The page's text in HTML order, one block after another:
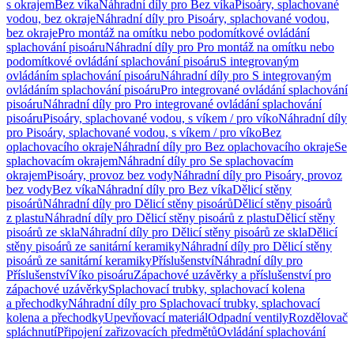
s okrajemBez víkaNáhradní díly pro Bez víkaPisoáry, splachované
vodou, bez okrajeNáhradní díly pro Pisoáry, splachované vodou,
bez okrajePro montáž na omítku nebo podomítkové ovládání
splachování pisoáruNáhradní díly pro Pro montáž na omítku nebo
podomítkové ovládání splachování pisoáruS integrovaným
ovládáním splachování pisoáruNáhradní díly pro S integrovaným
ovládáním splachování pisoáruPro integrované ovládání splachování
pisoáruNáhradní díly pro Pro integrované ovládání splachování
pisoáruPisoáry, splachované vodou, s víkem / pro víkoNáhradní díly
pro Pisoáry, splachované vodou, s víkem / pro víkoBez
oplachovacího okrajeNáhradní díly pro Bez oplachovacího okrajeSe
splachovacím okrajemNáhradní díly pro Se splachovacím
okrajemPisoáry, provoz bez vodyNáhradní díly pro Pisoáry, provoz
bez vodyBez víkaNáhradní díly pro Bez víkaDělicí stěny
pisoárůNáhradní díly pro Dělicí stěny pisoárůDělicí stěny pisoárů
z plastuNáhradní díly pro Dělicí stěny pisoárů z plastuDělicí stěny
pisoárů ze sklaNáhradní díly pro Dělicí stěny pisoárů ze sklaDělicí
stěny pisoárů ze sanitární keramikyNáhradní díly pro Dělicí stěny
pisoárů ze sanitární keramikyPříslušenstvíNáhradní díly pro
PříslušenstvíVíko pisoáruZápachové uzávěrky a příslušenství pro
zápachové uzávěrkySplachovací trubky, splachovací kolena
a přechodkyNáhradní díly pro Splachovací trubky, splachovací
kolena a přechodkyUpevňovací materiálOdpadní ventilyRozdělovač
spláchnutíPřipojení zařizovacích předmětůOvládání splachování